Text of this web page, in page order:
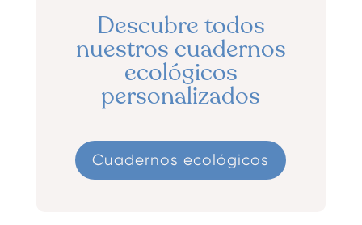
Descubre todos
nuestros cuadernos
ecológicos
personalizados
Cuadernos ecológicos